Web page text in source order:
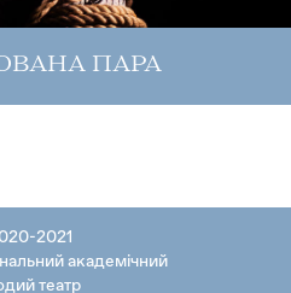
ПАРА
2021
академічний
театр